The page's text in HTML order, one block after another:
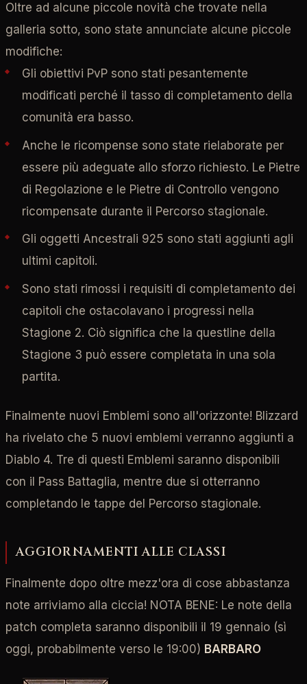
Oltre ad alcune piccole novità che trovate nella
galleria sotto, sono state annunciate alcune piccole
modifiche:
Gli obiettivi PvP sono stati pesantemente
modificati perché il tasso di completamento della
comunità era basso.
Anche le ricompense sono state rielaborate per
essere più adeguate allo sforzo richiesto. Le Pietre
di Regolazione e le Pietre di Controllo vengono
ricompensate durante il Percorso stagionale.
Gli oggetti Ancestrali 925 sono stati aggiunti agli
ultimi capitoli.
Sono stati rimossi i requisiti di completamento dei
capitoli che ostacolavano i progressi nella
Stagione 2. Ciò significa che la questline della
Stagione 3 può essere completata in una sola
partita.
Finalmente nuovi Emblemi sono all'orizzonte! Blizzard
ha rivelato che 5 nuovi emblemi verranno aggiunti a
Diablo 4. Tre di questi Emblemi saranno disponibili
con il Pass Battaglia, mentre due si otterranno
completando le tappe del Percorso stagionale.
AGGIORNAMENTI ALLE CLASSI
Finalmente dopo oltre mezz'ora di cose abbastanza
note arriviamo alla ciccia! NOTA BENE: Le note della
patch completa saranno disponibili il 19 gennaio (sì
oggi, probabilmente verso le 19:00) BARBARO